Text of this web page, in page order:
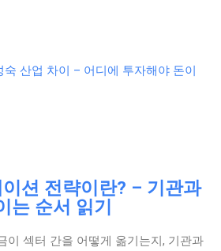
숙 산업 차이 – 어디에 투자해야 돈이
션 전략이란? – 기관과
는 순서 읽기
이 섹터 간을 어떻게 옮기는지, 기관과